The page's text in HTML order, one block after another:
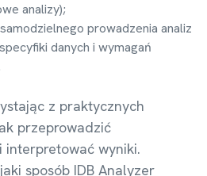
analizy);
prowadzenia analiz
danych i wymagań
z praktycznych
przeprowadzić
interpretować wyniki.
sposób IDB Analyzer